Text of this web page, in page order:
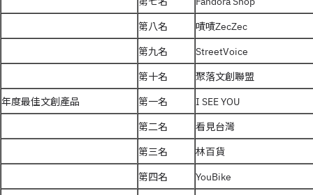
第八名
嘖嘖ZecZec
第九名
StreetVoice
第十名
聚落文創聯盟
年度最佳文創產品
第一名
I SEE YOU
第二名
看見台灣
第三名
林百貨
第四名
YouBike